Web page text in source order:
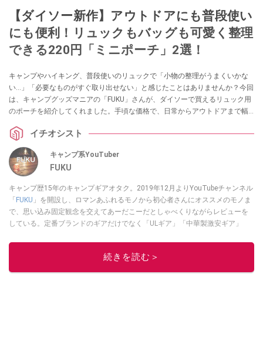
【ダイソー新作】アウトドアにも普段使い
にも便利！リュックもバッグも可愛く整理
できる220円「ミニポーチ」2選！
キャンプやハイキング、普段使いのリュックで「小物の整理がうまくいかな
い…」「必要なものがすぐ取り出せない」と感じたことはありませんか？今回
は、キャンプグッズマニアの「FUKU」さんが、ダイソーで買えるリュック用
のポーチを紹介してくれました。手頃な価格で、日常からアウトドアまで幅
イチオシスト
キャンプ系YouTuber
FUKU
キャンプ歴15年のキャンプギアオタク。2019年12月よりYouTubeチャンネル
「 FUKU 」を開設し、ロマンあふれるモノから初心者さんにオススメのモノま
で、思い込み固定観念を交えてあーだこーだとしゃべくりながらレビューを
している。定番ブランドのギアだけでなく「ULギア」「中華製激安ギア」
このイチオシストの他の記事を読む
続きを読む＞